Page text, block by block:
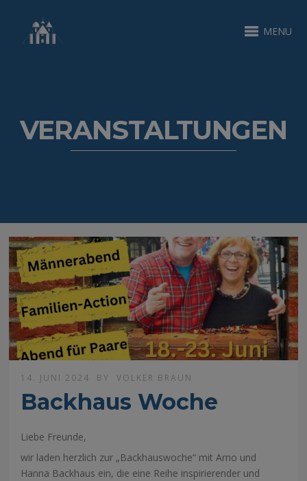
MENU
VERANSTALTUNGEN
14. JUNI 2024 BY VOLKER BRAUN
Backhaus Woche
Liebe Freunde,
wir laden herzlich zur „Backhauswoche“ mit Arno und
Hanna Backhaus ein, die eine Reihe inspirierender und